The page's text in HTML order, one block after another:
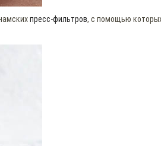
пресс-фильтров, с помощью